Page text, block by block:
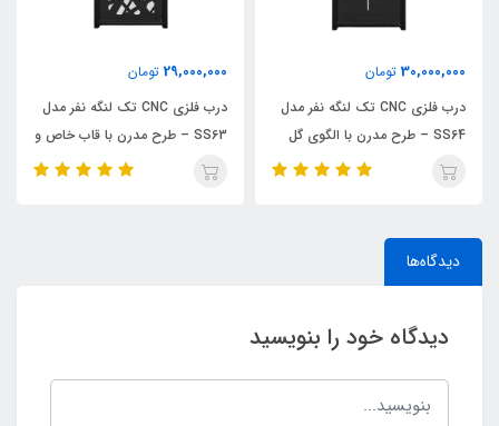
30,000,000 تومان
درب فلزی CNC تک لنگه نفر مدل
SS64 – طرح مدرن با الگوی گل
زیبا
29,000,000 تومان
درب فلزی CNC تک لنگه نفر مدل
SS63 – طرح مدرن با قاب خاص و
خطوط مینیمال
دیدگاه‌ها
دیدگاه خود را بنویسید